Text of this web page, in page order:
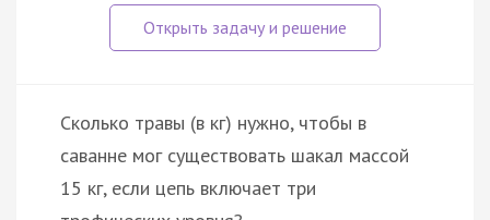
Сколько травы (в кг) нужно, чтобы в
саванне мог существовать шакал массой
15 кг, если цепь включает три